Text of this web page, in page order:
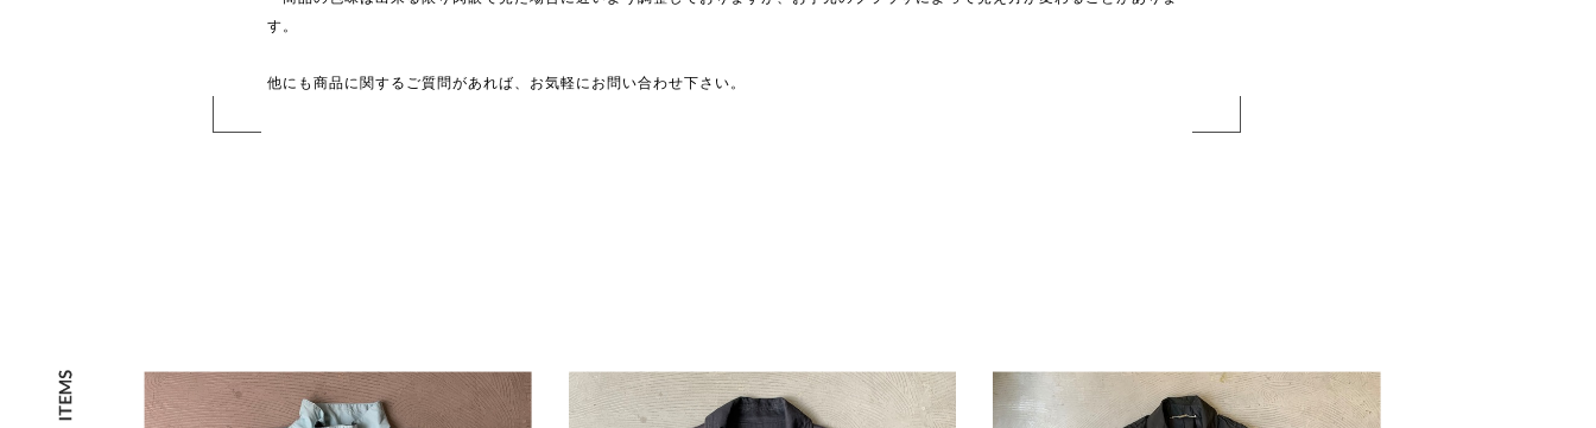
す。
他にも商品に関するご質問があれば、お気軽にお問い合わせ下さい。